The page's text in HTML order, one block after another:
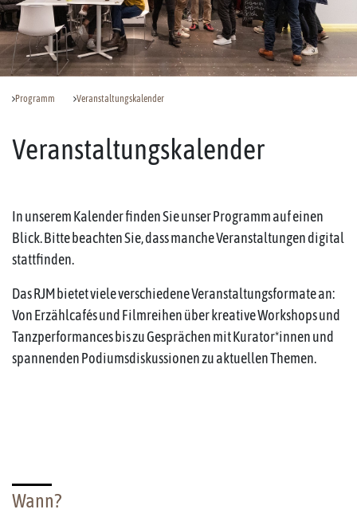
Programm Veranstaltungskalender
Veranstaltungskalender
In unserem Kalender finden Sie unser Programm auf einen
Blick. Bitte beachten Sie, dass manche Veranstaltungen digital
stattfinden.
Das RJM bietet viele verschiedene Veranstaltungsformate an:
Von Erzählcafés und Filmreihen über kreative Workshops und
Tanzperformances bis zu Gesprächen mit Kurator*innen und
spannenden Podiumsdiskussionen zu aktuellen Themen.
Wann?